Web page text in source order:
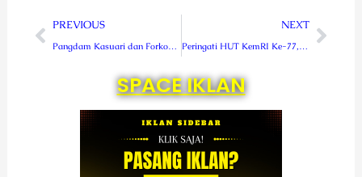
Prev
PREVIOUS
Pangdam Kasuari dan Forkopimda Papua Barat Ikuti Rangkaian Peringatan HUT KemRI Ke 77 di Sanggeng
NEXT
Peringati HUT KemRI Ke-77, Jemaat GKII Curup Gelar Upacara dan Ibadah Padang
Next
SPACE IKLAN